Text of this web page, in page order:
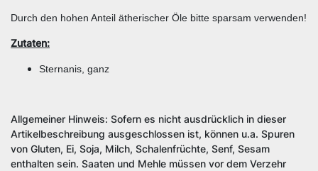
Durch den hohen Anteil ätherischer Öle bitte sparsam verwenden!
Zutaten:
Sternanis, ganz
Allgemeiner Hinweis: Sofern es nicht ausdrücklich in dieser
Artikelbeschreibung ausgeschlossen ist, können u.a. Spuren
von Gluten, Ei, Soja, Milch, Schalenfrüchte, Senf, Sesam
enthalten sein. Saaten und Mehle müssen vor dem Verzehr